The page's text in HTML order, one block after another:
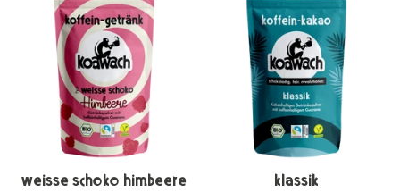
Weisse Schoko Himbeere Klassik